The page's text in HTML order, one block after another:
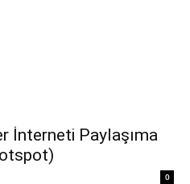
İnterneti Paylaşıma
0